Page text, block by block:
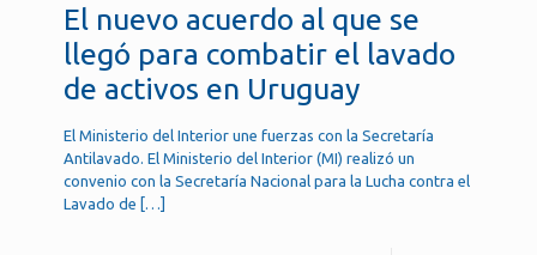
El nuevo acuerdo al que se
llegó para combatir el lavado
de activos en Uruguay
El Ministerio del Interior une fuerzas con la Secretaría
Antilavado. El Ministerio del Interior (MI) realizó un
convenio con la Secretaría Nacional para la Lucha contra el
Lavado de […]